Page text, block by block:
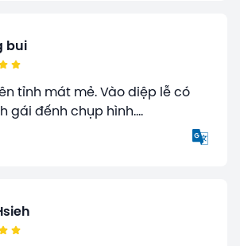
bui
tỉnh mát mẻ. Vào diệp lễ có
gái đếnh chụp hình....